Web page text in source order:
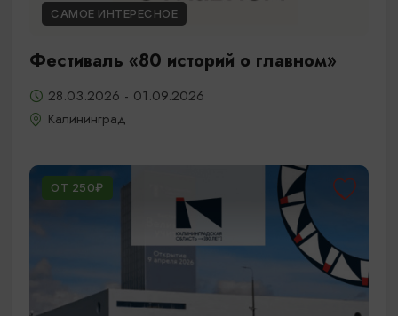
САМОЕ ИНТЕРЕСНОЕ
Фестиваль «80 историй о главном»
28.03.2026 - 01.09.2026
Калининград
ОТ 250₽